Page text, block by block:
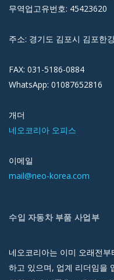
무역업고유번호: 45423620
주소: 경기도 김포시 김포한
FAX: 031-5186-0884
WhatsApp: 01087652816
개더
네오코리아 오피스
이메일
mail@neo-korea.com
수입 자동차 부품 사업부
네오코리아는 이미 오래전
하고 있으며, 업계 리더임을